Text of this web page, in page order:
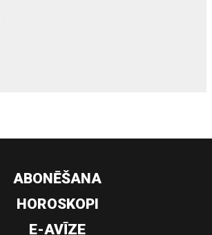
ABONĒŠANA
HOROSKOPI
E-AVĪZE